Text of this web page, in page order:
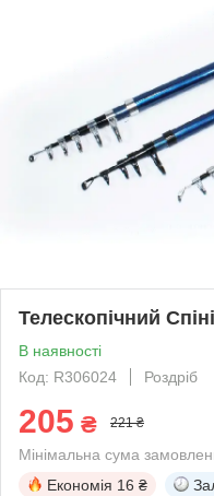
Телескопічний
В наявності
Код: R306024
Роздріб
205 ₴ 221 ₴
Мінімальна сума
Економія 16 ₴